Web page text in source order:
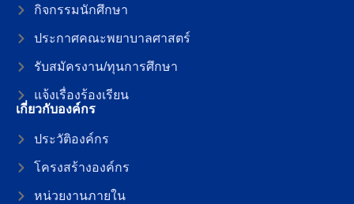
กิจกรรมนักศึกษา
ประกาศคณะพยาบาลศาสตร์
รับสมัครงาน/ทุนการศึกษา
แจ้งเรื่องร้องเรียน
เกี่ยวกับองค์กร
ประวัติองค์กร
โครงสร้างองค์กร
หน่วยงานภายใน